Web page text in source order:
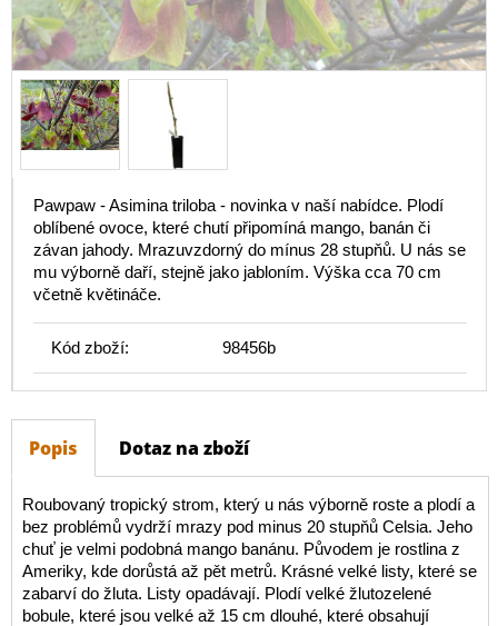
Pawpaw - Asimina triloba - novinka v naší nabídce. Plodí
oblíbené ovoce, které chutí připomíná mango, banán či
závan jahody. Mrazuvzdorný do mínus 28 stupňů. U nás se
mu výborně daří, stejně jako jabloním. Výška cca 70 cm
včetně květináče.
Kód zboží: 98456b
Popis Dotaz na zboží
Roubovaný tropický strom, který u nás výborně roste a plodí a
bez problémů vydrží mrazy pod minus 20 stupňů Celsia. Jeho
chuť je velmi podobná mango banánu. Původem je rostlina z
Ameriky, kde dorůstá až pět metrů. Krásné velké listy, které se
zabarví do žluta. Listy opadávají. Plodí velké žlutozelené
bobule, které jsou velké až 15 cm dlouhé, které obsahují